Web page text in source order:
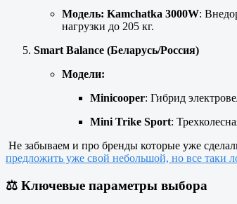
Модель: Kamchatka 3000W:
нагрузки до 205 кг.
Smart Balance (Беларусь/Россия)
Модели:
Minicooper: Гибрид
Mini Trike Sport:
Не забываем и про бренды которые уже
предложить уже свой небольшой, но все таки
⚖️ Ключевые параметры выбора